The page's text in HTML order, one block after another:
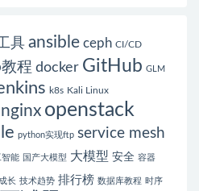
具 ansible ceph CI/CD
程 docker GitHub GLM
k8s Kali Linux
nginx openstack
python实现ftp service mesh
智能 国产大模型 大模型 安全 容器
成长 技术趋势 排行榜 数据库教程 时序